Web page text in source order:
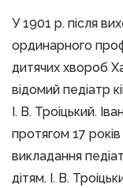
У 1901 р. після
ординарного
дитячих хвороб
відомий педіатр
І. В. Троіцький.
протягом 17
викладання
дітям. І. В.